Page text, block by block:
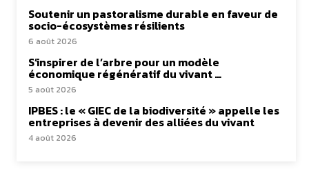
Soutenir un pastoralisme durable en faveur de
socio-écosystèmes résilients
6 août 2026
S’inspirer de l’arbre pour un modèle
économique régénératif du vivant …
5 août 2026
IPBES : le « GIEC de la biodiversité » appelle les
entreprises à devenir des alliées du vivant
4 août 2026